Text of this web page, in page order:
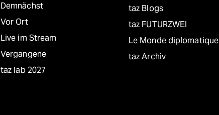
Demnächst
Vor Ort
Live im Stream
Vergangene
taz lab 2027
taz Blogs
taz FUTURZWEI
Le Monde diplomatique
taz Archiv